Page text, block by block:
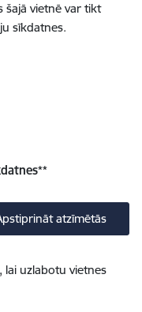
šajā vietnē var tikt
sīkdatnes.
**
atzīmētās
lai uzlabotu vietnes